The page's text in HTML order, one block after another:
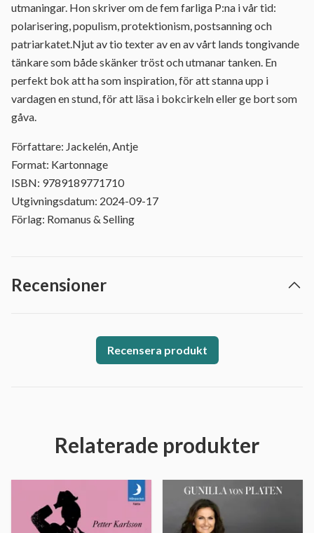
utmaningar. Hon skriver om de fem farliga P:na i vår tid:
polarisering, populism, protektionism, postsanning och
patriarkatet.Njut av tio texter av en av vårt lands tongivande
tänkare som både skänker tröst och utmanar tanken. En
perfekt bok att ha som inspiration, för att stanna upp i
vardagen en stund, för att läsa i bokcirkeln eller ge bort som
gåva.
Författare: Jackelén, Antje
Format: Kartonnage
ISBN: 9789189771710
Utgivningsdatum: 2024-09-17
Förlag: Romanus & Selling
Recensioner
Recensera produkt
Relaterade produkter